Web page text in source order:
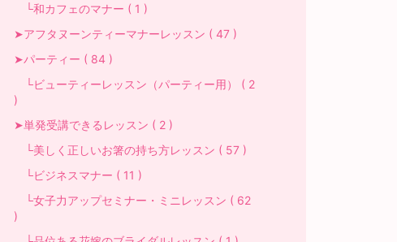
└和カフェのマナー ( 1 )
➤アフタヌーンティーマナーレッスン ( 47 )
➤パーティー ( 84 )
└ビューティーレッスン（パーティー用） ( 2
)
➤単発受講できるレッスン ( 2 )
└美しく正しいお箸の持ち方レッスン ( 57 )
└ビジネスマナー ( 11 )
└女子力アップセミナー・ミニレッスン ( 62
)